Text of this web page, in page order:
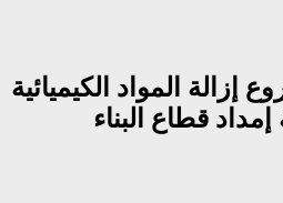
إزالة المواد الكيميائية
قطاع البناء